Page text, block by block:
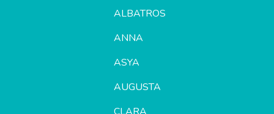
ALBATROS
ANNA
ASYA
AUGUSTA